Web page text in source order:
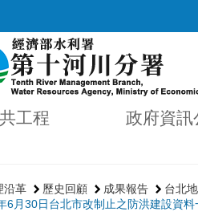
工程 政府資訊
沿革 歷史回顧 成果報告 台北
6月30日台北市改制止之防洪建設資料